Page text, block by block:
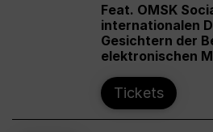
Feat. OMSK
internationalen
Gesichtern der
elektronischen
Tickets